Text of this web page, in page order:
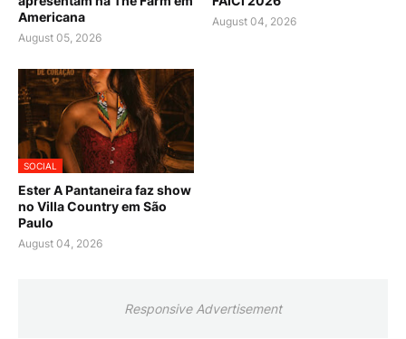
Americana
August 05, 2026
August 04, 2026
SOCIAL
Ester A Pantaneira faz show
no Villa Country em São
Paulo
August 04, 2026
Responsive Advertisement